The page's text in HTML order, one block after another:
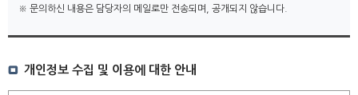
※ 문의하신 내용은 담당자의 메일로만 전송되며, 공개되지 않습니다.
개인정보 수집 및 이용에 대한 안내